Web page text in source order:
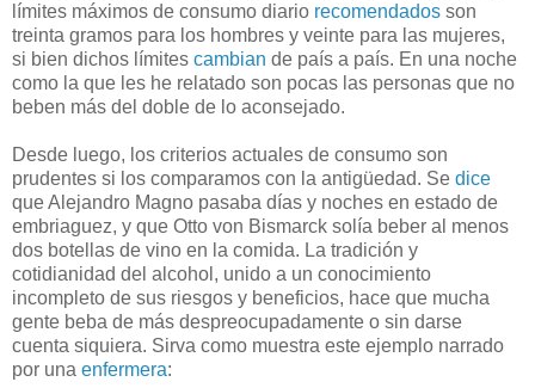
límites máximos de consumo diario recomendados son
treinta gramos para los hombres y veinte para las mujeres,
si bien dichos límites cambian de país a país. En una noche
como la que les he relatado son pocas las personas que no
beben más del doble de lo aconsejado.
Desde luego, los criterios actuales de consumo son
prudentes si los comparamos con la antigüedad. Se dice
que Alejandro Magno pasaba días y noches en estado de
embriaguez, y que Otto von Bismarck solía beber al menos
dos botellas de vino en la comida. La tradición y
cotidianidad del alcohol, unido a un conocimiento
incompleto de sus riesgos y beneficios, hace que mucha
gente beba de más despreocupadamente o sin darse
cuenta siquiera. Sirva como muestra este ejemplo narrado
por una enfermera: